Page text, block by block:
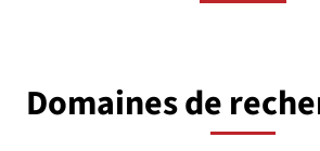
Domaines de